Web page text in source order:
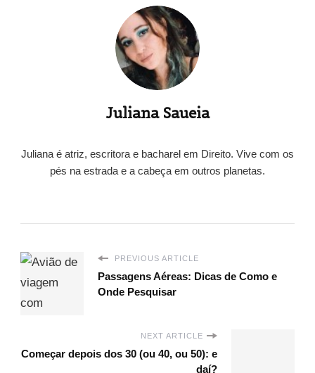
Juliana Saueia
Juliana é atriz, escritora e bacharel em Direito. Vive com os
pés na estrada e a cabeça em outros planetas.
PREVIOUS ARTICLE
Passagens Aéreas: Dicas de Como e
Onde Pesquisar
NEXT ARTICLE
Começar depois dos 30 (ou 40, ou 50): e
daí?